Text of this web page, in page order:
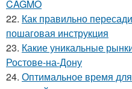
CAGMO
22. Как правильно
пошаговая инструкция
23. Какие уникальные
Ростове-на-Дону
24. Оптимальное время для